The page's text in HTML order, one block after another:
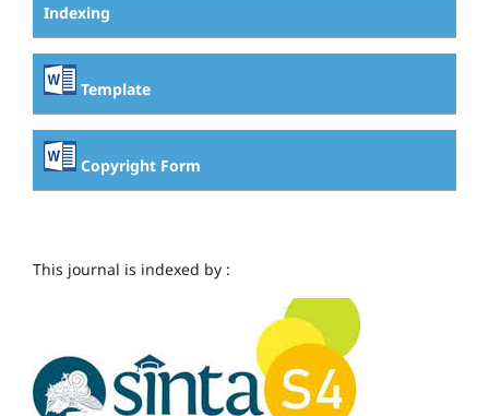
Indexing
Template
Copyright Form
This journal is indexed by :